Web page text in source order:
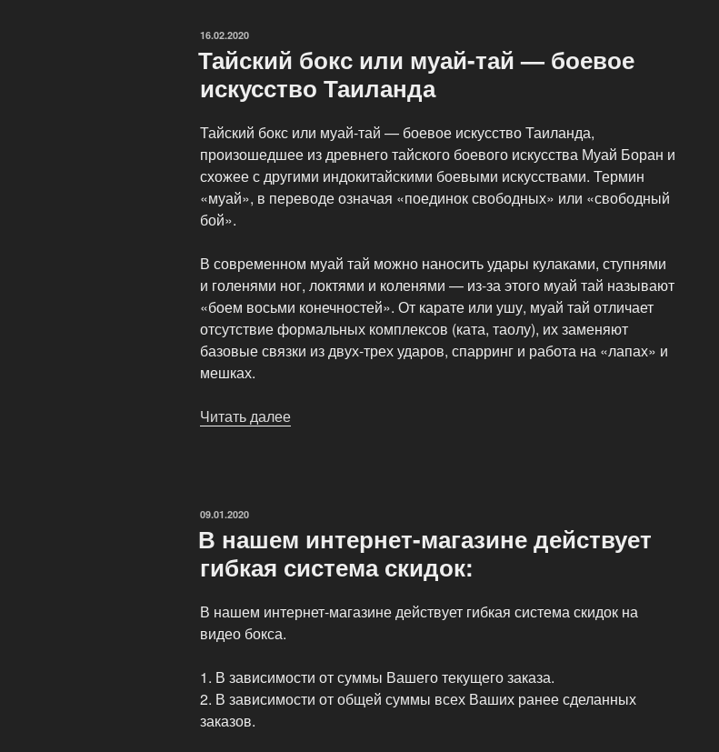
смешанного
стиля»
ОПУБЛИКОВАНО
16.02.2020
Тайский бокс или муай-тай — боевое
искусство Таиланда
Тайский бокс или муай-тай — боевое искусство Таиланда,
произошедшее из древнего тайского боевого искусства Муай Боран и
схожее с другими индокитайскими боевыми искусствами. Термин
«муай», в переводе означая «поединок свободных» или «свободный
бой».
В современном муай тай можно наносить удары кулаками, ступнями
и голенями ног, локтями и коленями — из-за этого муай тай называют
«боем восьми конечностей». От карате или ушу, муай тай отличает
отсутствие формальных комплексов (ката, таолу), их заменяют
базовые связки из двух-трех ударов, спарринг и работа на «лапах» и
мешках.
Читать далее
боевое
искусство
ОПУБЛИКОВАНО
09.01.2020
В нашем интернет-магазине действует
гибкая система скидок:
В нашем интернет-магазине действует гибкая система скидок на
видео бокса.
1. В зависимости от суммы Вашего текущего заказа.
2. В зависимости от общей суммы всех Ваших ранее сделанных
заказов.